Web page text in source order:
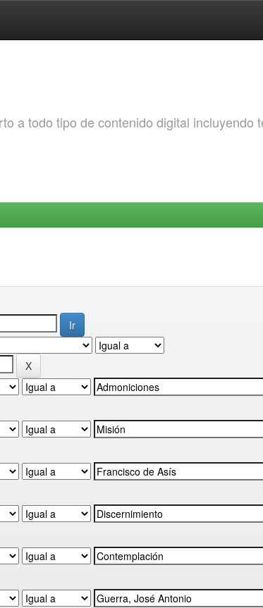
a todo tipo de contenido digital incluyendo